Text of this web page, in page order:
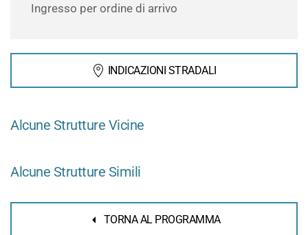
Ingresso per ordine di arrivo
INDICAZIONI STRADALI
Alcune Strutture Vicine
Alcune Strutture Simili
TORNA AL PROGRAMMA